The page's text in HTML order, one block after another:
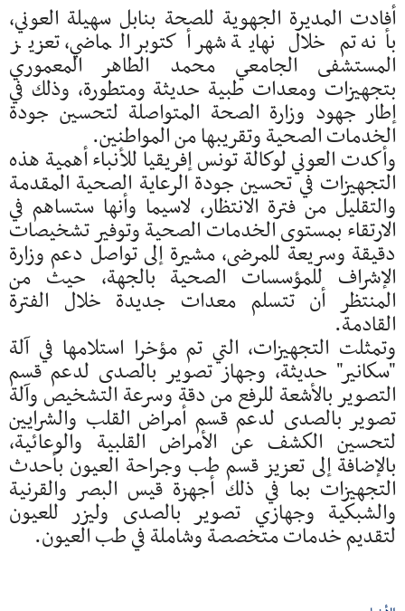
أفادت المديرة الجهوية للصحة بنابل سهيلة العوني،
بأنه تم خلال نهاية شهر أكتوبر الماضي، تعزيز
المستشفى الجامعي محمد الطاهر المعموري
بتجهيزات ومعدات طبية حديثة ومتطورة، وذلك في
إطار جهود وزارة الصحة المتواصلة لتحسين جودة
الخدمات الصحية وتقريبها من المواطنين.
وأكدت العوني لوكالة تونس إفريقيا للأنباء أهمية هذه
التجهيزات في تحسين جودة الرعاية الصحية المقدمة
والتقليل من فترة الانتظار، لاسيما وأنها ستساهم في
الارتقاء بمستوى الخدمات الصحية وتوفير تشخيصات
دقيقة وسريعة للمرضى، مشيرة إلى تواصل دعم وزارة
الإشراف للمؤسسات الصحية بالجهة، حيث من
المنتظر أن تتسلم معدات جديدة خلال الفترة
القادمة.
وتمثلت التجهيزات، التي تم مؤخرا استلامها في آلة
"سكانير" حديثة، وجهاز تصوير بالصدى لدعم قسم
التصوير بالأشعة للرفع من دقة وسرعة التشخيص وآلة
تصوير بالصدى لدعم قسم أمراض القلب والشرايين
لتحسين الكشف عن الأمراض القلبية والوعائية،
بالإضافة إلى تعزيز قسم طب وجراحة العيون بأحدث
التجهيزات بما في ذلك أجهزة قيس البصر والقرنية
والشبكية وجهازي تصوير بالصدى وليزر للعيون
لتقديم خدمات متخصصة وشاملة في طب العيون.